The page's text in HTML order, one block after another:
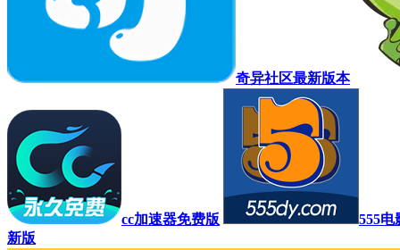
奇异社区最新版本
cc加速器免费版
555电
新版